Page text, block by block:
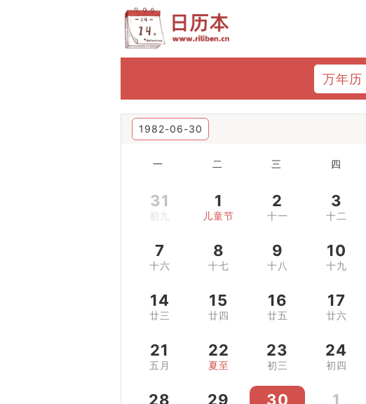
万年历
1982-06-30
一 二 三 四
31
初九
1
儿童节
2
十一
3
十二
7
十六
8
十七
9
十八
10
十九
14
廿三
15
廿四
16
廿五
17
廿六
21
五月
22
夏至
23
初三
24
初四
28 29 30 1